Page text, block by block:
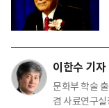
이한수 기자
문화부 학술
겸 사료연구